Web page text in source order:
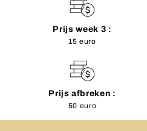
Prijs week 3 :
15 euro
Prijs afbreken :
50 euro